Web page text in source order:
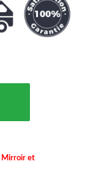
Mirroir et